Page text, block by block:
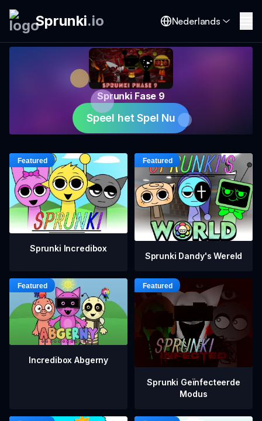
Sprunki.io Nederlands
Sprunki Fase 9
Speel het Spel Nu
Sprunki Incredibox
Sprunki Dandy's Wereld
Incredibox Abgerny
Sprunki Geïnfecteerde
Modus